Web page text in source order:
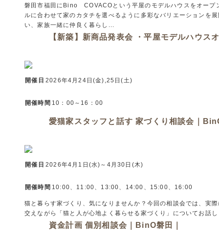
磐田市福田にBino COVACOという平屋のモデルハウスをオープ
ルに合わせて家のカタチを選べるように多彩なバリエーションを
い、家族一緒に仲良く暮らし...
【新築】新商品発表会 ・平屋モデルハウス
開催日 2026年4月24日(金),25日(土)
開催時間 10：00～16：00
愛猫家スタッフと話す 家づくり相談会｜
開催日 2026年4月1日(水)～4月30日(木)
開催時間 10:00、11:00、13:00、14:00、15:00、16:00
猫と暮らす家づくり、気になりませんか？今回の相談会では、実
交えながら「猫と人が心地よく暮らせる家づくり」についてお話
資金計画 個別相談会｜BinO磐田｜